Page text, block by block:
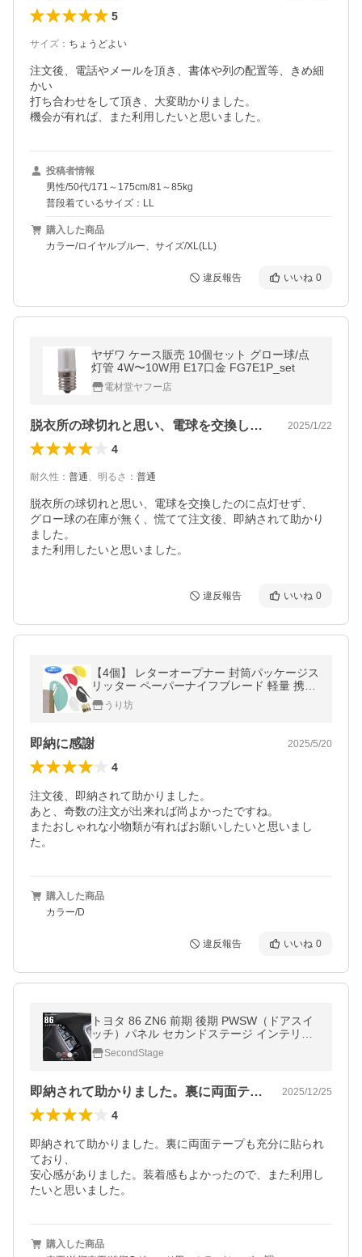
5
サイズ ： ちょうどよい
注文後、電話やメールを頂き、書体や列の配置等、きめ細
かい
打ち合わせをして頂き、大変助かりました。
機会が有れば、また利用したいと思いました。
投稿者情報
男性/50代/171～175cm/81～85kg
普段着ているサイズ：LL
購入した商品
カラー/ロイヤルブルー、サイズ/XL(LL)
違反報告 いいね 0
ヤザワ ケース販売 10個セット グロー球/点
灯管 4W〜10W用 E17口金 FG7E1P_set
電材堂ヤフー店
脱衣所の球切れと思い、電球を交換したの… 2025/1/22
4
耐久性 ： 普通、 明るさ ： 普通
脱衣所の球切れと思い、電球を交換したのに点灯せず、
グロー球の在庫が無く、慌てて注文後、即納されて助かり
ました。
また利用したいと思いました。
違反報告 いいね 0
【4個】 レターオープナー 封筒パッケージス
リッター ペーパーナイフブレード 軽量 携帯
用 便利 文房具 オフィス用品 事務用品 家庭
用品うり坊
即納に感謝 2025/5/20
4
注文後、即納されて助かりました。
あと、奇数の注文が出来れば尚よかったですね。
またおしゃれな小物類が有ればお願いしたいと思いまし
た。
購入した商品
カラー/D
違反報告 いいね 0
トヨタ 86 ZN6 前期 後期 PWSW（ドアスイ
ッチ）パネル セカンドステージ インテリア
パネル カスタム パーツ ドレスアップ 内装
アクセサリー 車 インパネ
SecondStage
即納されて助かりました。裏に両面テープ… 2025/12/25
4
即納されて助かりました。裏に両面テープも充分に貼られ
ており、
安心感がありました。装着感もよかったので、また利用し
購入した商品